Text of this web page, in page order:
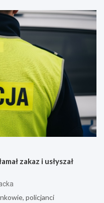
zakaz i usłyszał
policjanci